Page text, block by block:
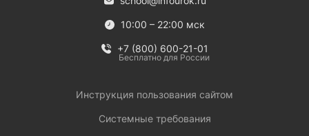
10:00 – 22:00 мск
+7 (800) 600-21-01
Бесплатно для России
Инструкция пользования сайтом
Системные требования